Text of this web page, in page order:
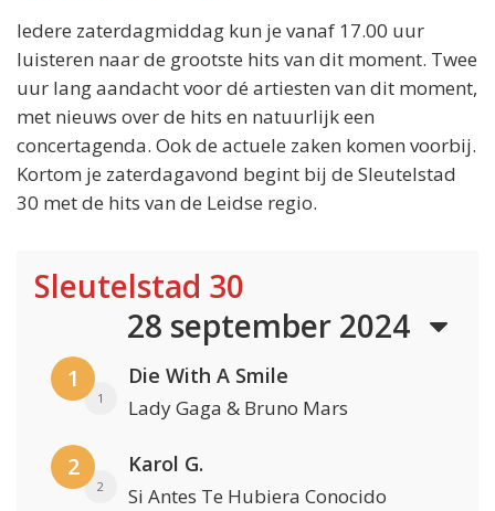
Iedere zaterdagmiddag kun je vanaf 17.00 uur
luisteren naar de grootste hits van dit moment. Twee
uur lang aandacht voor dé artiesten van dit moment,
met nieuws over de hits en natuurlijk een
concertagenda. Ook de actuele zaken komen voorbij.
Kortom je zaterdagavond begint bij de Sleutelstad
30 met de hits van de Leidse regio.
Sleutelstad 30
28 september 2024
1
1
Die With A Smile
Lady Gaga & Bruno Mars
2
2
Karol G.
Si Antes Te Hubiera Conocido